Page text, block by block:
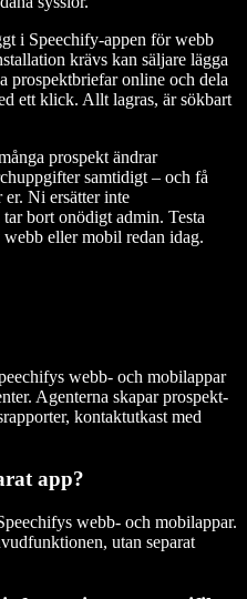
i Speechify-appen för webb
krävs kan säljare lägga
prospektbriefar online och dela
ett klick. Allt lagras, är sökbart
prospekt ändrar
samtidigt – och få
er. Ni ersätter inte
bort onödigt admin. Testa
eller mobil redan idag.
webb- och mobilappar
Agenterna skapar prospekt-
kontaktutkast med
app?
webb- och mobilappar.
utan separat